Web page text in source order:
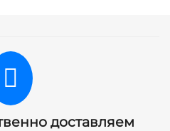
доставляем